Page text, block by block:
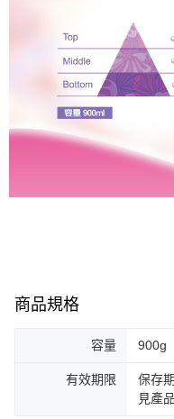
商品規格
容量 900g
有效期限
保存
見產